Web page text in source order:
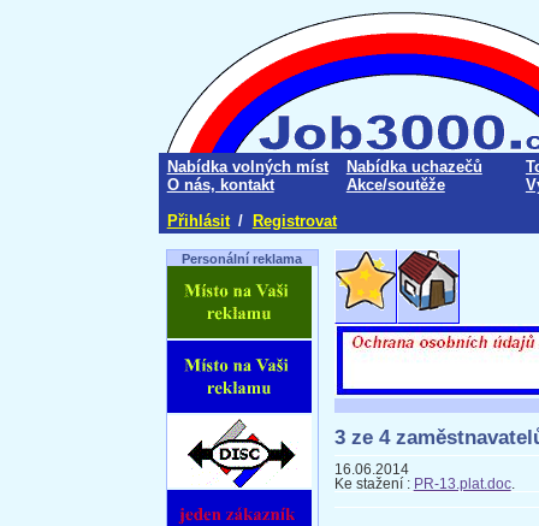
Nabídka volných míst Nabídka uchazečů
O nás, kontakt
Akce/soutěže
Přihlásit / Registrovat
Personální reklama
3 ze 4
16.06.2014
Ke stažení : PR-13.plat.doc.